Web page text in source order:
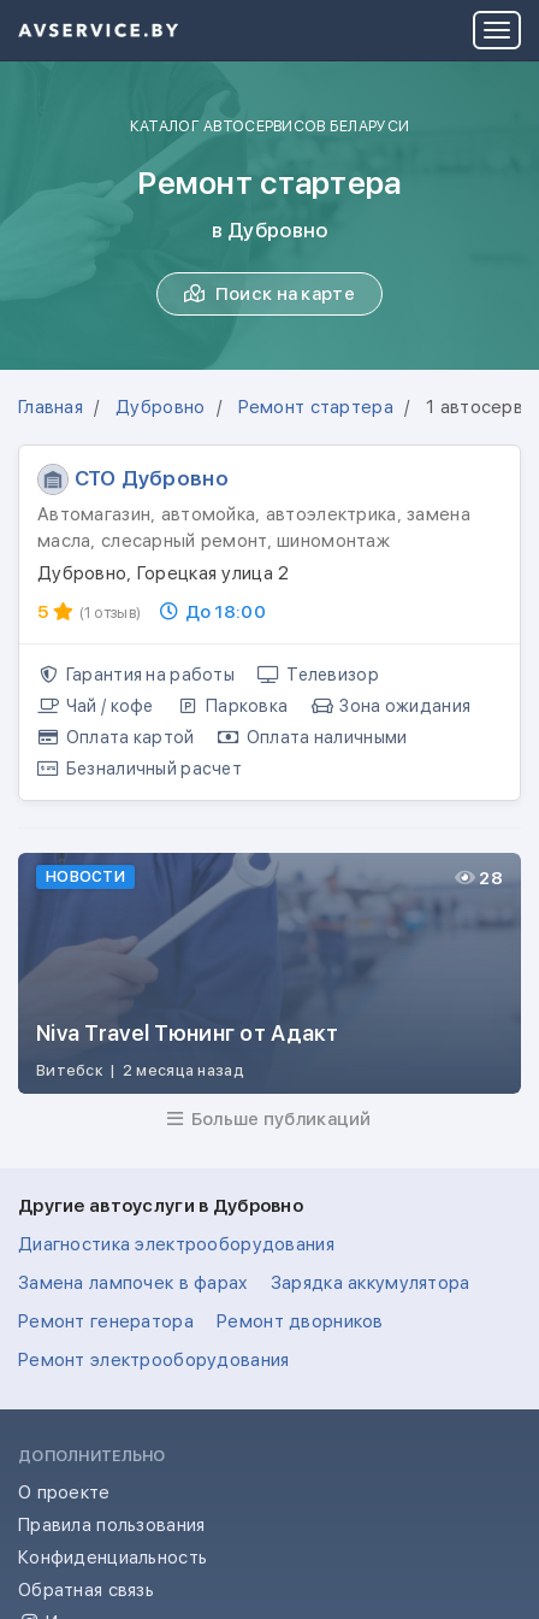
КАТАЛОГ АВТОСЕРВИСОВ БЕЛАРУСИ
Ремонт стартера
в Дубровно
Поиск на карте
Главная Дубровно Ремонт стартера 1
СТО Дубровно
Автомагазин, автомойка, автоэлектрика, замена
масла, слесарный ремонт, шиномонтаж
Дубровно, Горецкая улица 2
5
(1 отзыв) До 18:00
Гарантия на работы
Телевизор
Чай / кофе
Парковка
Зона ожидания
Оплата картой
Оплата наличными
Безналичный расчет
НОВОСТИ
Niva Travel Тюнинг от Адакт
Витебск | 2 месяца назад
28
Больше публикаций
Другие автоуслуги в Дубровно
Диагностика электрооборудования
Замена лампочек в фарах
Зарядка аккумулятора
Ремонт генератора
Ремонт дворников
Ремонт электрооборудования
ДОПОЛНИТЕЛЬНО
О проекте
Правила пользования
Конфиденциальность
Обратная связь